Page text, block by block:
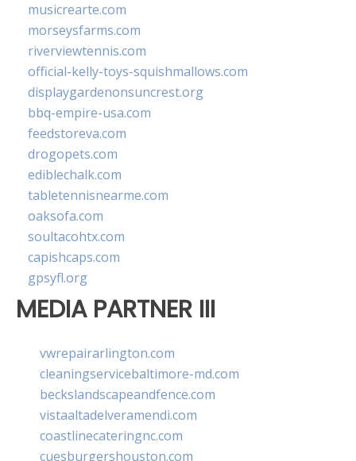
musicrearte.com
morseysfarms.com
riverviewtennis.com
official-kelly-toys-squishmallows.com
displaygardenonsuncrest.org
bbq-empire-usa.com
feedstoreva.com
drogopets.com
ediblechalk.com
tabletennisnearme.com
oaksofa.com
soultacohtx.com
capishcaps.com
gpsyfl.org
MEDIA PARTNER III
vwrepairarlington.com
cleaningservicebaltimore-md.com
beckslandscapeandfence.com
vistaaltadelveramendi.com
coastlinecateringnc.com
cuesburgershouston.com